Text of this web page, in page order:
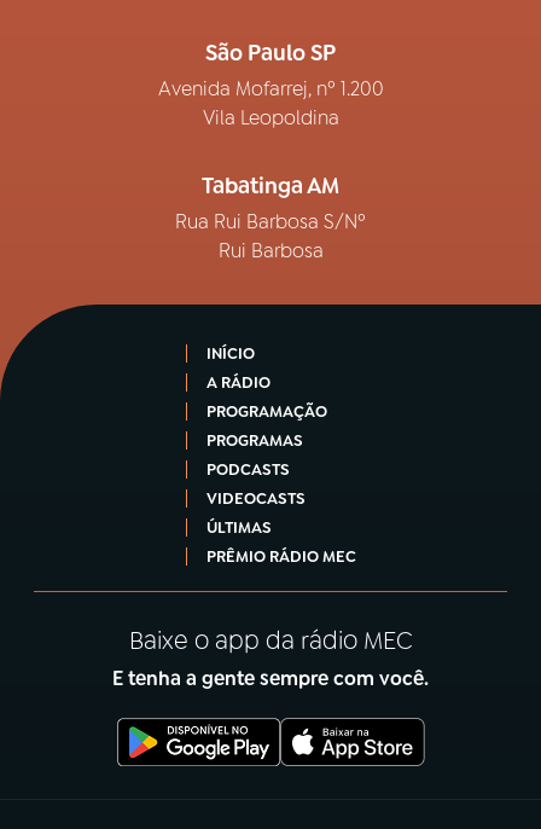
São Paulo SP
Avenida Mofarrej, nº 1.200
Vila Leopoldina
Tabatinga AM
Rua Rui Barbosa S/Nº
Rui Barbosa
INÍCIO
A RÁDIO
PROGRAMAÇÃO
PROGRAMAS
PODCASTS
VIDEOCASTS
ÚLTIMAS
PRÊMIO RÁDIO MEC
Baixe o app da rádio MEC
E tenha a gente sempre com você.